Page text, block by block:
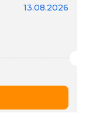
13.08.2026